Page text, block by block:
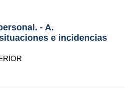
- A.
e incidencias